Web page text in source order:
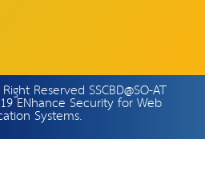
Reserved SSCBD@SO-AT
ENhance Security for Web
Systems.